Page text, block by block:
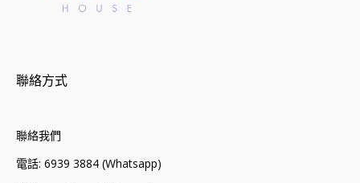
聯絡方式
聯絡我們
電話: 6939 3884 (Whatsapp)